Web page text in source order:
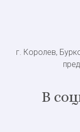
г. Королев,
В